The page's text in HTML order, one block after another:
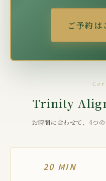
ご予約
Trinity
お時間に合わせて、4つ
20 MIN